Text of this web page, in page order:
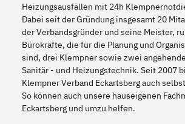
Heizungsausfällen mit 24h
Dabei seit der Gründung insgesamt 20
der Verbandsgründer und seine Meister,
Bürokräfte, die für die Planung und
sind, drei Klempner sowie zwei
Sanitär - und Heizungstechnik. Seit 2007
Klempner Verband Eckartsberg auch
So können auch unsere hauseigenen
Eckartsberg und umzu helfen.